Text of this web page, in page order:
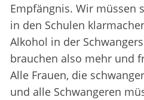
Empfängnis. Wir müssen
in den Schulen
Alkohol in der
brauchen also mehr und
Alle Frauen, die
und alle Schwangeren